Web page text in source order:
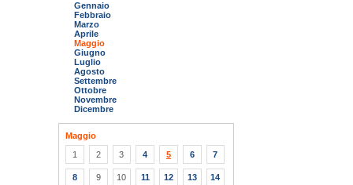
Gennaio
Febbraio
Marzo
Aprile
Maggio
Giugno
Luglio
Agosto
Settembre
Ottobre
Novembre
Dicembre
Maggio
1
2 3 4 5 6 7
8 9 10 11 12 13 14